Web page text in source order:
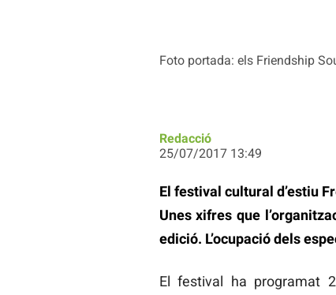
Foto portada: els Friendship
Redacció
25/07/2017 13:49
El festival cultural d’estiu
Unes xifres que
edició. L’ocupació dels
El festival ha programat